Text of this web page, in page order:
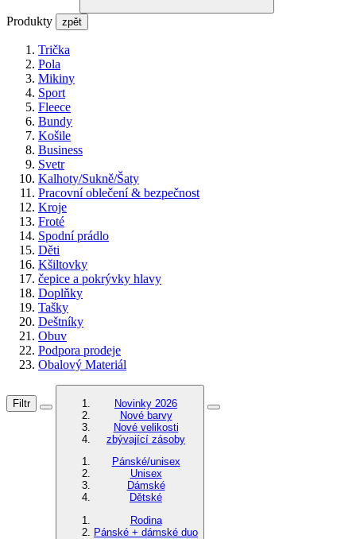
Produkty zpět
Trička
Pola
Mikiny
Sport
Fleece
Bundy
Košile
Business
Svetr
Kalhoty/Sukně/Šaty
Pracovní oblečení & bezpečnost
Kroje
Froté
Spodní prádlo
Děti
Kšiltovky
čepice a pokrývky hlavy
Doplňky
Tašky
Deštníky
Obuv
Podpora prodeje
Obalový Materiál
Filtr
Novinky 2026
Nové barvy
Nové velikosti
zbývající zásoby
Pánské/unisex
Unisex
Dámské
Dětské
Rodina
Pánské + dámské duo